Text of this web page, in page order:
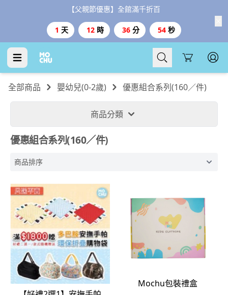
【台灣999、港澳3000免運、1800好禮二選一】
Cart
全部商品 優惠組合系列(160／件)
商品分類
優惠組合系列(160／件)
【好禮2選1】安撫手帕
或購物袋
Mochu包裝禮盒